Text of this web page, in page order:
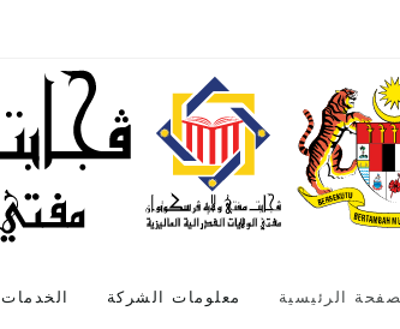
الرئيسية معلومات الشركة الخدمات